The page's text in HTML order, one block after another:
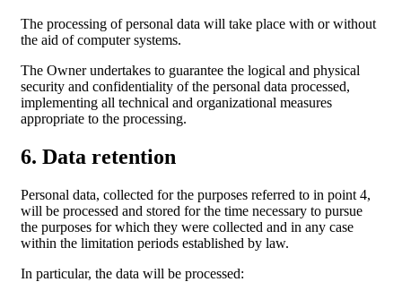
The processing of personal data will take place with or without
the aid of computer systems.
The Owner undertakes to guarantee the logical and physical
security and confidentiality of the personal data processed,
implementing all technical and organizational measures
appropriate to the processing.
6. Data retention
Personal data, collected for the purposes referred to in point 4,
will be processed and stored for the time necessary to pursue
the purposes for which they were collected and in any case
within the limitation periods established by law.
In particular, the data will be processed: